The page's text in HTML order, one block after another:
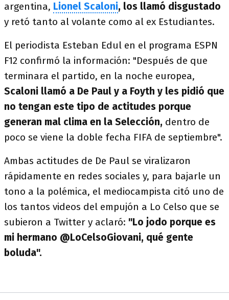
argentina, Lionel Scaloni, los llamó disgustado
y retó tanto al volante como al ex Estudiantes.
El periodista Esteban Edul en el programa ESPN
F12 confirmó la información: "Después de que
terminara el partido, en la noche europea,
Scaloni llamó a De Paul y a Foyth y les pidió que
no tengan este tipo de actitudes porque
generan mal clima en la Selección, dentro de
poco se viene la doble fecha FIFA de septiembre".
Ambas actitudes de De Paul se viralizaron
rápidamente en redes sociales y, para bajarle un
tono a la polémica, el mediocampista citó uno de
los tantos videos del empujón a Lo Celso que se
subieron a Twitter y aclaró: "Lo jodo porque es
mi hermano @LoCelsoGiovani, qué gente
boluda".